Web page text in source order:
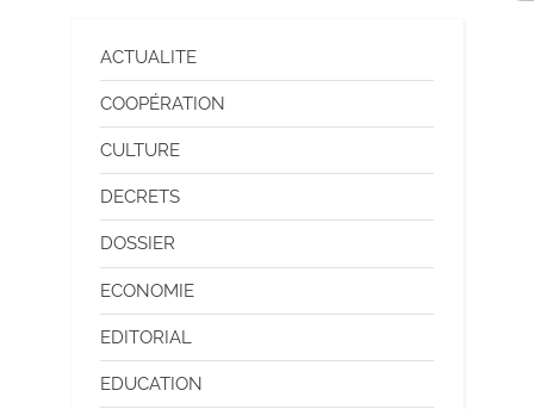
ACTUALITE
COOPÉRATION
CULTURE
DECRETS
DOSSIER
ECONOMIE
EDITORIAL
EDUCATION